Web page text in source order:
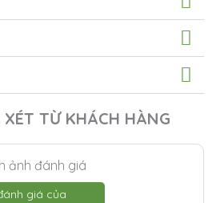
TỪ KHÁCH HÀNG
ảnh đánh giá
giá của